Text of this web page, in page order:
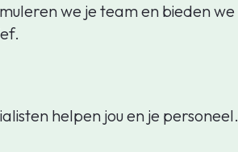
we je team en bieden we
helpen jou en je personeel.